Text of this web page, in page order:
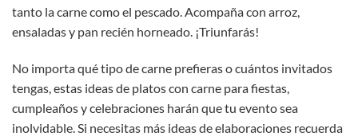
tanto la carne como el pescado. Acompaña con arroz,
ensaladas y pan recién horneado. ¡Triunfarás!
No importa qué tipo de carne prefieras o cuántos invitados
tengas, estas ideas de platos con carne para fiestas,
cumpleaños y celebraciones harán que tu evento sea
inolvidable. Si necesitas más ideas de elaboraciones recuerda